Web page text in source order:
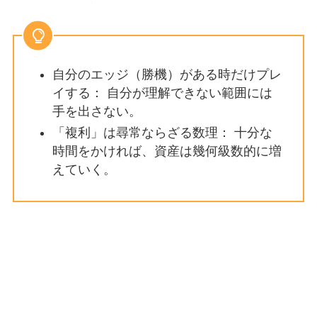
自分のエッジ（勝機）がある時だけプレ
イする： 自分が理解できない範囲には
手を出さない。
「複利」は尋常ならざる数理： 十分な
時間をかければ、資産は幾何級数的に増
えていく。